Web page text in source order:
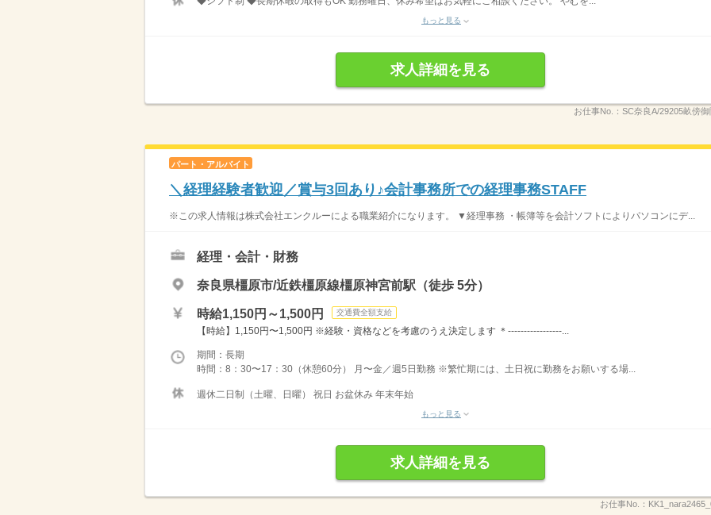
もっと見る
求人詳細を見る
お仕事No.： SC奈良A/29205畝傍
パート・アルバイト
＼経理経験者歓迎／賞与3回あり♪会計事務所での経理事務STAFF
※この求人情報は株式会社エンクルーによる職業紹介になります。 ▼経理事務 ・帳簿等を会計ソフトによりパソコンにデ...
経理・会計・財務
奈良県橿原市/近鉄橿原線橿原神宮前駅（徒歩 5分）
時給1,150円～1,500円 交通費全額支給
【時給】1,150円〜1,500円 ※経験・資格などを考慮のうえ決定します ＊-----------------...
期間：長期
時間：8：30〜17：30（休憩60分） 月〜金／週5日勤務 ※繁忙期には、土日祝に勤務をお願いする場...
週休二日制（土曜、日曜） 祝日 お盆休み 年末年始
もっと見る
求人詳細を見る
お仕事No.：